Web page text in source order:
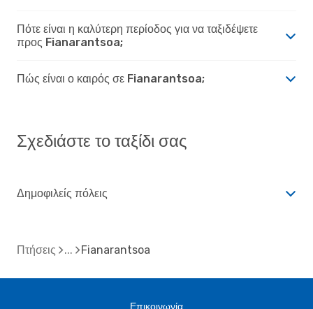
Πότε είναι η καλύτερη περίοδος για να ταξιδέψετε
προς Fianarantsoa;
Πώς είναι ο καιρός σε Fianarantsoa;
Σχεδιάστε το ταξίδι σας
Δημοφιλείς πόλεις
Πτήσεις Fianarantsoa
Επικοινωνία